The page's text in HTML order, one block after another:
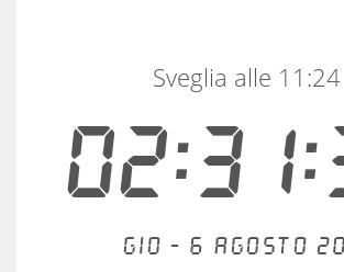
Sveglia alle 11:24
Gio - 6 agosto